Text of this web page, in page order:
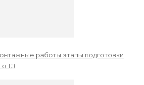
работы этапы подготовки
ТЗ